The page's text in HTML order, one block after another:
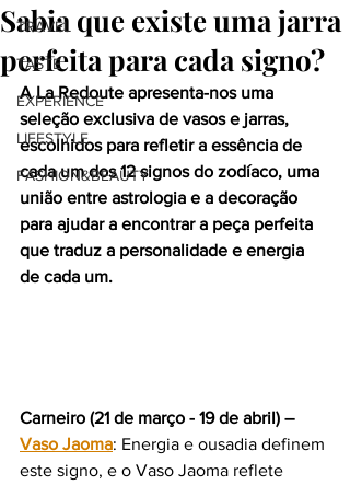
TRAVEL
TASTE
EXPERIENCE
LIFESTYLE
FASHION&BEAUTY
Sabia que existe uma jarra
perfeita para cada signo?
A La Redoute apresenta-nos uma
seleção exclusiva de vasos e jarras,
escolhidos para refletir a essência de
cada um dos 12 signos do zodíaco, uma
união entre astrologia e a decoração
para ajudar a encontrar a peça perfeita
que traduz a personalidade e energia
de cada um.
Carneiro (21 de março - 19 de abril) –
Vaso Jaoma: Energia e ousadia definem
este signo, e o Vaso Jaoma reflete